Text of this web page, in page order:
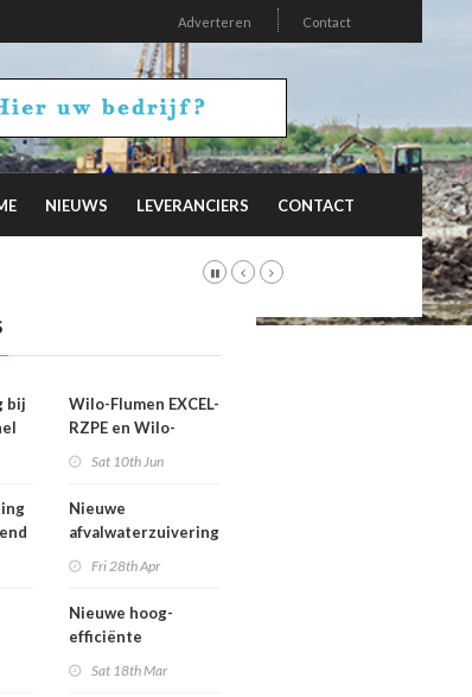
Adverteren Contact
NIEUWS LEVERANCIERS CONTACT
bij
Wilo-Flumen EXCEL-
RZPE en Wilo-
veilig en efficiënt
verpompen
Sat 10th Jun
Nieuwe
afvalwaterzuivering
ondersteuning bij
keuze voor
Fri 28th Apr
Nieuwe hoog-
efficiënte
Sat 18th Mar